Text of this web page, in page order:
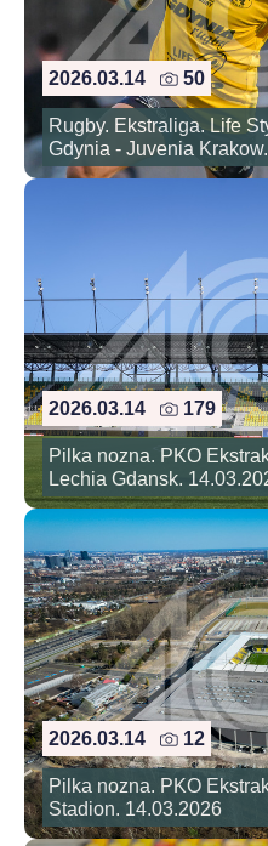
2026.03.14 50
Rugby. Ekstraliga. Life
Gdynia - Juvenia
2026.03.14 179
Pilka nozna. PKO
Lechia Gdansk.
2026.03.14 12
Pilka nozna. PKO
Stadion. 14.03.2026